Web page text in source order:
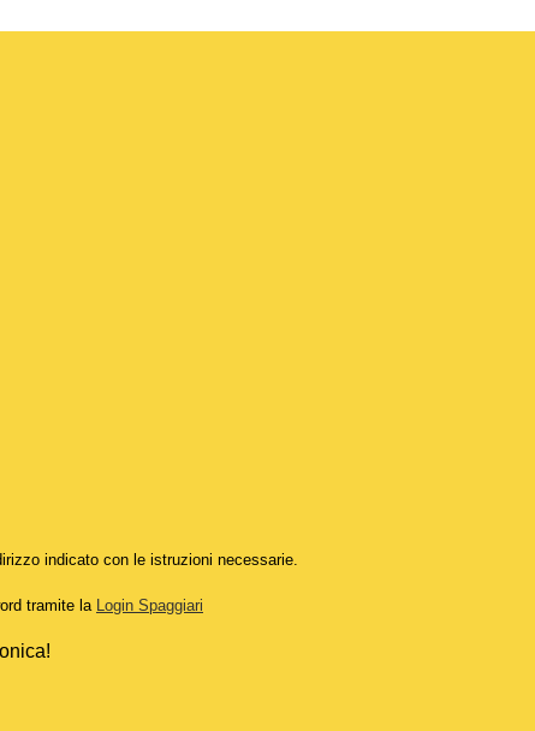
indicato con le istruzioni necessarie.
tramite la Login Spaggiari